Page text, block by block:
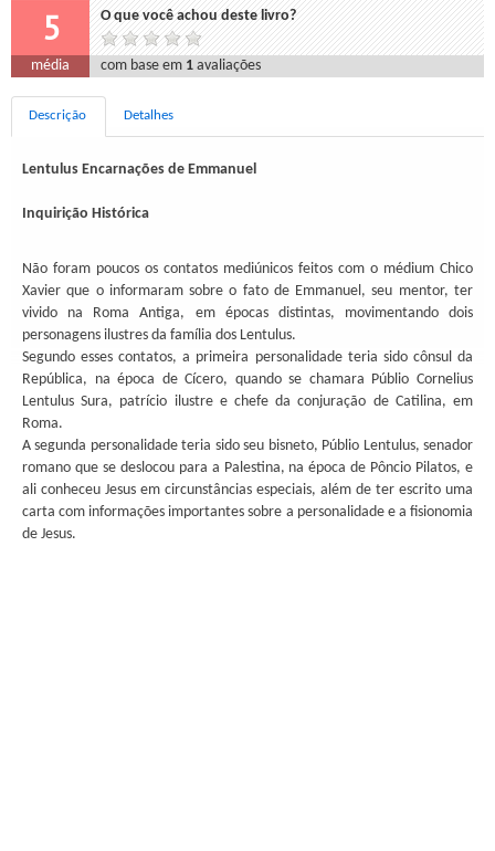
5 O que você achou deste livro?
média com base em 1 avaliações
Descrição Detalhes
Lentulus Encarnações de Emmanuel
Inquirição Histórica
Não foram poucos os contatos mediúnicos feitos com o médium Chico
Xavier que o informaram sobre o fato de Emmanuel, seu mentor, ter
vivido na Roma Antiga, em épocas distintas, movimentando dois
personagens ilustres da família dos Lentulus.
Segundo esses contatos, a primeira personalidade teria sido cônsul da
República, na época de Cícero, quando se chamara Públio Cornelius
Lentulus Sura, patrício ilustre e chefe da conjuração de Catilina, em
Roma.
A segunda personalidade teria sido seu bisneto, Públio Lentulus, senador
romano que se deslocou para a Palestina, na época de Pôncio Pilatos, e
ali conheceu Jesus em circunstâncias especiais, além de ter escrito uma
carta com informações importantes sobre a personalidade e a fisionomia
de Jesus.